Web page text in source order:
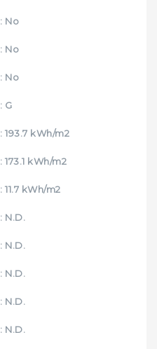
: No
: No
: No
: G
: 193.7 kWh/m2
: 173.1 kWh/m2
: 11.7 kWh/m2
: N.D.
: N.D.
: N.D.
: N.D.
: N.D.